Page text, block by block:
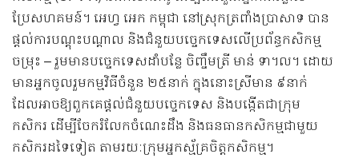
ប្រែសហគមន៍។ អេហ្វ អេក កម្ពុជា នៅស្រុកត្រពាំងប្រាសាទ បាន
ផ្តល់ការបណ្តុះបណ្តាល និងជំនួយបច្ចេកទេសលើប្រព័ន្ធកសិកម្ម
ចម្រុះ – រួមមានបច្ចេកទេសដាំបន្លែ ចិញ្ចឹមត្រី មាន់ ទា។ល។ ដោយ
មានអ្នកចូលរួមកម្មវិធីចំនួន ២៥នាក់ ក្នុងនោះស្រីមាន ៩នាក់
ដែលអាចឱ្យពួកគេផ្តល់ជំនួយបច្ចេកទេស និងបង្កើតជាក្រុម
កសិករ ដើម្បីចែករំលែកចំណេះដឹង និងធនធានកសិកម្មជាមួយ
កសិករដទៃទៀត តាមរយៈក្រុមអ្នកស្ម័គ្រចិត្តកសិកម្ម។